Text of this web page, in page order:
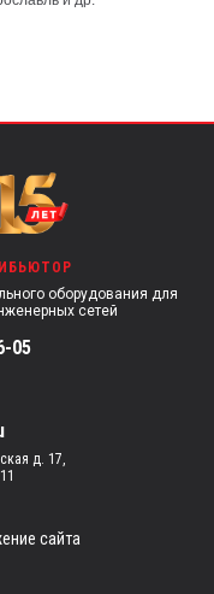
оборудования для
сетей
05
д. 17,
сайта